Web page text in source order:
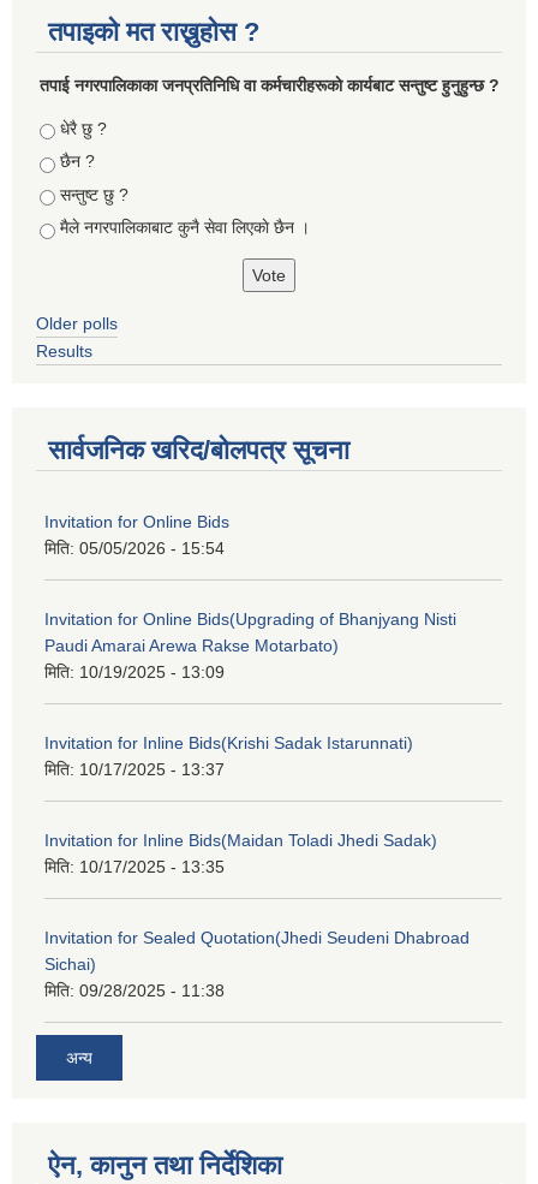
तपाइको मत राख्नुहोस ?
तपा‌ई नगरपालिकाका जनप्रतिनिधि वा कर्मचारीहरूकाे कार्यबाट सन्तुष्ट हुनुहुन्छ ?
Choices
धेरै छु ?
छैन ?
सन्तुष्ट छु ?
मैले नगरपालिकाबाट कुनै सेवा लिएकाे छैन ।
Older polls
Results
सार्वजनिक खरिद/बोलपत्र सूचना
Invitation for Online Bids
मिति: 05/05/2026 - 15:54
Invitation for Online Bids(Upgrading of Bhanjyang Nisti
Paudi Amarai Arewa Rakse Motarbato)
मिति: 10/19/2025 - 13:09
Invitation for Inline Bids(Krishi Sadak Istarunnati)
मिति: 10/17/2025 - 13:37
Invitation for Inline Bids(Maidan Toladi Jhedi Sadak)
मिति: 10/17/2025 - 13:35
Invitation for Sealed Quotation(Jhedi Seudeni Dhabroad
Sichai)
मिति: 09/28/2025 - 11:38
अन्य
ऐन, कानुन तथा निर्देशिका